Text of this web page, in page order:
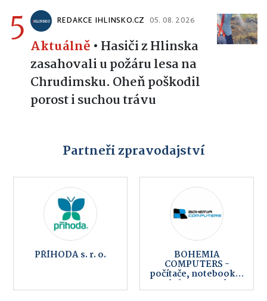
5 REDAKCE IHLINSKO.CZ 05. 08. 2026
Aktuálně • Hasiči z Hlinska
zasahovali u požáru lesa na
Chrudimsku. Oheň poškodil
porost i suchou trávu
Partneři zpravodajství
PŘÍHODA s. r. o. BOHEMIA
COMPUTERS -
počítače, notebooky,
telefony, servis,
internet